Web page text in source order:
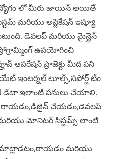
లో మీరు జాయిన్ అయితే
మరియు అప్లికేషన్ ఇష్యూ
డెవలప్ మరియు మైన్టైన్
ప్రోగ్రామ్మింగ్ ఉపయోగించి
ఆపరేషన్ ప్రాజెక్టు మీద పని
ఇంటర్నల్ టూల్స్,సపోర్ట్ టీం
డేటా ఇలాంటి పనులు చేయాలి.
రాయడం,డిజైన్ చేయడం,డెవలప్
మోనిటర్ సిస్టమ్స్ లాంటి
మాట్లాడటం,రాయడం మరియు